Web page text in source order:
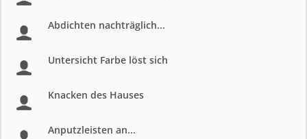
Abdichten nachträglich...
Untersicht Farbe löst sich
Knacken des Hauses
Anputzleisten an...